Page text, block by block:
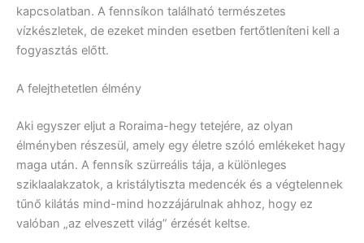
kapcsolatban. A fennsíkon található természetes
vízkészletek, de ezeket minden esetben fertőtleníteni kell a
fogyasztás előtt.
A felejthetetlen élmény
Aki egyszer eljut a Roraima-hegy tetejére, az olyan
élményben részesül, amely egy életre szóló emlékeket hagy
maga után. A fennsík szürreális tája, a különleges
sziklaalakzatok, a kristálytiszta medencék és a végtelennek
tűnő kilátás mind-mind hozzájárulnak ahhoz, hogy ez
valóban „az elveszett világ” érzését keltse.